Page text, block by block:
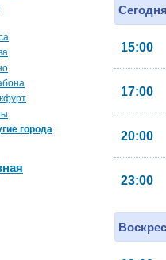
города
15:00
17:00
20:00
23:00